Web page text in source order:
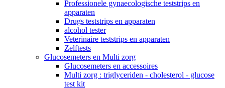
Professionele gynaecologische teststrips en
apparaten
Drugs teststrips en apparaten
alcohol tester
Veterinaire teststrips en apparaten
Zelftests
Glucosemeters en Multi zorg
Glucosemeters en accessoires
Multi zorg : triglyceriden - cholesterol - glucose
test kit